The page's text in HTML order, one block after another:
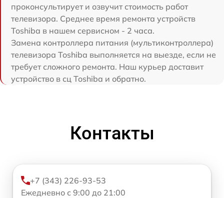
проконсультирует и озвучит стоимость работ
телевизора. Среднее время ремонта устройств
Toshiba в нашем сервисном - 2 часа.
Замена контроллера питания (мультиконтроллера)
телевизора Toshiba выполняется на выезде, если не
требует сложного ремонта. Наш курьер доставит
устройство в сц Toshiba и обратно.
Контакты
+7 (343) 226-93-53
Ежедневно с 9:00 до 21:00